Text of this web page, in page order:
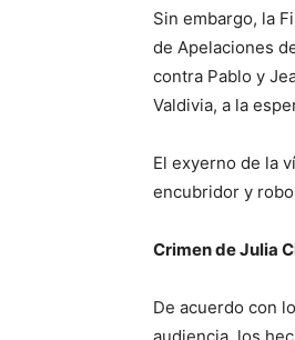
Sin embargo, la
de Apelaciones
contra Pablo y
Valdivia, a la
El exyerno de la
encubridor y
Crimen de Julia
De acuerdo con